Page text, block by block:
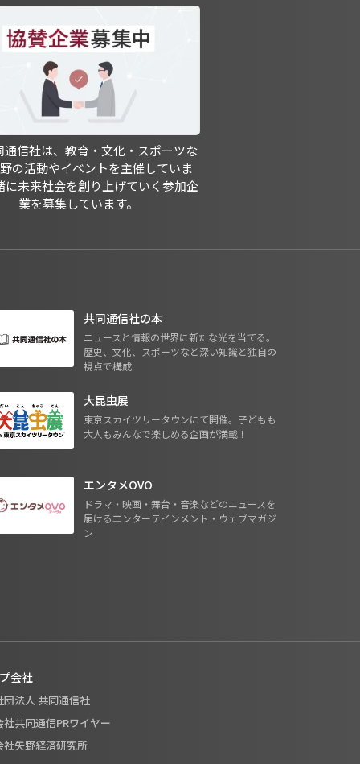
通信社は、教育・文化・スポーツな
の活動やイベントを主催していま
に未来社会を創り上げていく参加企
業を募集しています。
共同通信社の本
ニュースと情報の世界に新たな光を当てる。
歴史、文化、スポーツなど深い知識と独自の
視点で構成
大昆虫展
東京スカイツリータウンにて開催。子どもも
大人もみんなで楽しめる企画が満載！
エンタメOVO
ドラマ・映画・舞台・音楽などのニュースを
届けるエンターテインメント・ウェブマガジ
ン
会社
団法人 共同通信社
社共同通信PRワイヤー
社矢野経済研究所